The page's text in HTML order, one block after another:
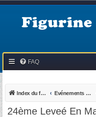
FAQ
Index du forum Evénements du KB
24ème Leveé En